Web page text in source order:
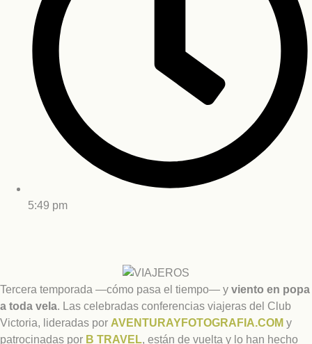
5:49 pm
Tercera temporada —cómo pasa el tiempo— y viento en popa
a toda vela. Las celebradas conferencias viajeras del Club
Victoria, lideradas por AVENTURAYFOTOGRAFIA.COM y
patrocinadas por B TRAVEL, están de vuelta y lo han hecho